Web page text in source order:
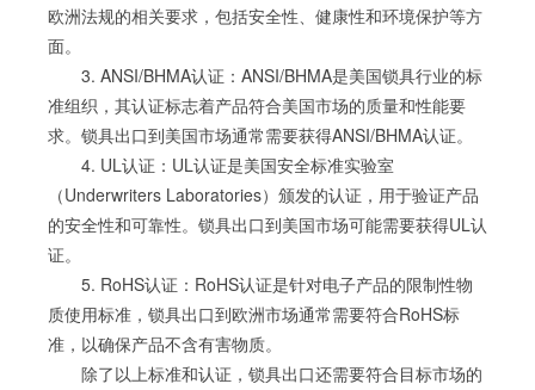
欧洲法规的相关要求，包括安全性、健康性和环境保护等方
面。
3. ANSI/BHMA认证：ANSI/BHMA是美国锁具行业的标
准组织，其认证标志着产品符合美国市场的质量和性能要
求。锁具出口到美国市场通常需要获得ANSI/BHMA认证。
4. UL认证：UL认证是美国安全标准实验室
（Underwriters Laboratories）颁发的认证，用于验证产品
的安全性和可靠性。锁具出口到美国市场可能需要获得UL认
证。
5. RoHS认证：RoHS认证是针对电子产品的限制性物
质使用标准，锁具出口到欧洲市场通常需要符合RoHS标
准，以确保产品不含有害物质。
除了以上标准和认证，锁具出口还需要符合目标市场的